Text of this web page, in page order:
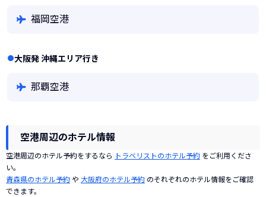
福岡空港
大阪発 沖縄エリア行き
那覇空港
空港周辺のホテル情報
空港周辺のホテル予約をするなら トラベリストのホテル予約 をご利用くださ
い。
青森県のホテル予約 や 大阪府のホテル予約 のそれぞれのホテル情報をご確認
できます。